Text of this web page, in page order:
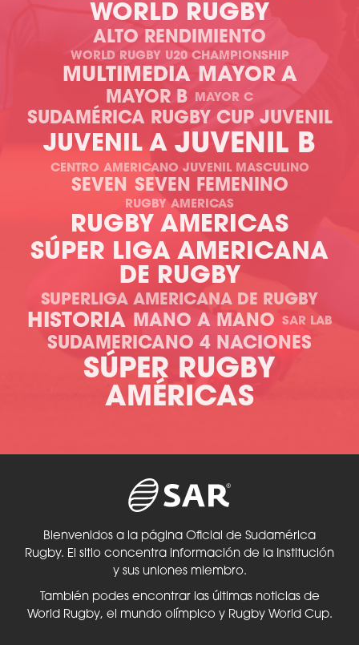
WORLD RUGBY
ALTO RENDIMIENTO
WORLD RUGBY U20 CHAMPIONSHIP
MULTIMEDIA MAYOR A
MAYOR B MAYOR C
SUDAMÉRICA RUGBY CUP JUVENIL
JUVENIL A JUVENIL B
CENTRO AMERICANO JUVENIL MASCULINO
SEVEN SEVEN FEMENINO
RUGBY AMERICAS
RUGBY AMERICAS
SÚPER LIGA AMERICANA
DE RUGBY
SUPERLIGA AMERICANA DE RUGBY
HISTORIA MANO A MANO SAR LAB
SUDAMERICANO 4 NACIONES
SÚPER RUGBY
AMÉRICAS
Bienvenidos a la página Oficial de Sudamérica
Rugby. El sitio concentra información de la Institución
y sus uniones miembro.
También podes encontrar las últimas noticias de
World Rugby, el mundo olímpico y Rugby World Cup.